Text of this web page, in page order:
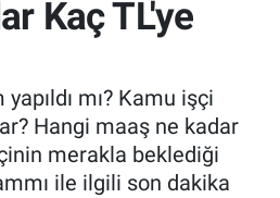
Kaç TL'ye
mı? Kamu işçi
Hangi maaş ne kadar
merakla beklediği
ile ilgili son dakika